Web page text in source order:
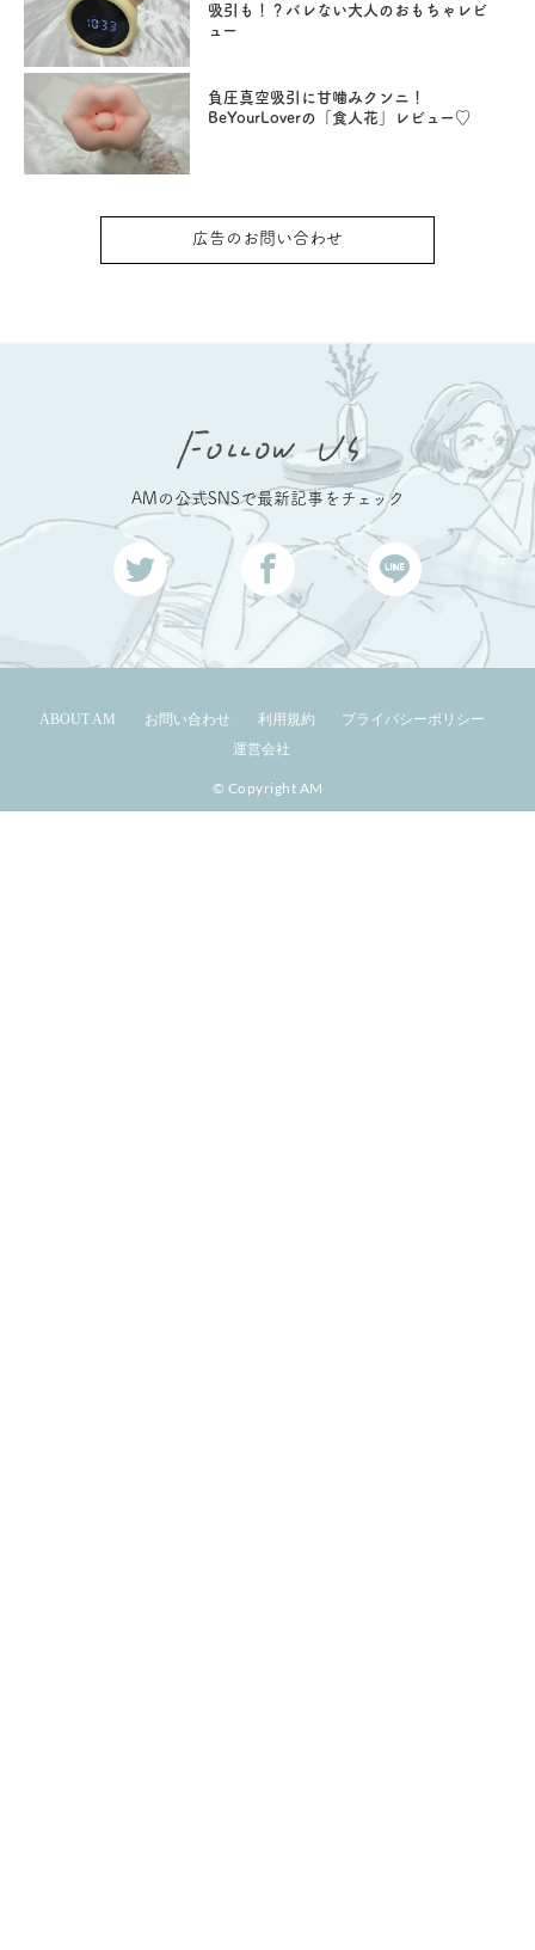
吸引も！？バレない大人のおもちゃレビ
ュー
負圧真空吸引に甘噛みクンニ！
BeYourLoverの「食人花」レビュー♡
広告のお問い合わせ
AMの公式SNSで最新記事をチェック
ABOUT AM お問い合わせ 利用規約
プライバシーポリシー
運営会社
© Copyright AM